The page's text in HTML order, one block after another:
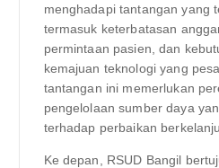
menghadapi tantangan yang
termasuk keterbatasan
permintaan pasien, dan
kemajuan teknologi yang
tantangan ini memerlukan
pengelolaan sumber daya
terhadap perbaikan
Ke depan, RSUD Bangil